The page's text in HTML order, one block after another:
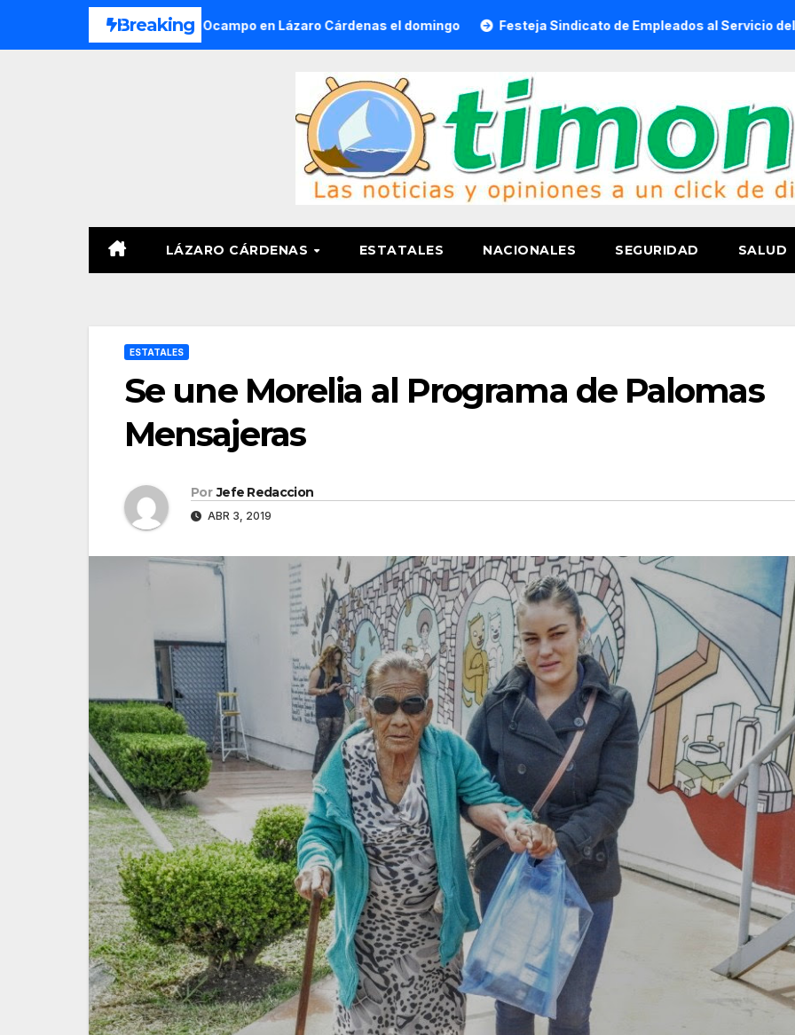
Breaking
Ejido Melchor Ocampo en Lázaro Cárdenas el domingo Festeja Sindicato de Empleados al Servicio del H.
LÁZARO CÁRDENAS ESTATALES NACIONALES SEGURIDAD SALUD
ESTATALES
Se une Morelia al Programa de Palomas
Mensajeras
Por Jefe Redaccion
ABR 3, 2019